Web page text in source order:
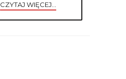
CZYTAJ WIĘCEJ...